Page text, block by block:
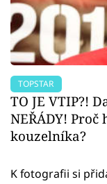
TOPSTAR
TO JE VTIP?!
NEŘÁDY!
kouzelníka?
K fotografii si